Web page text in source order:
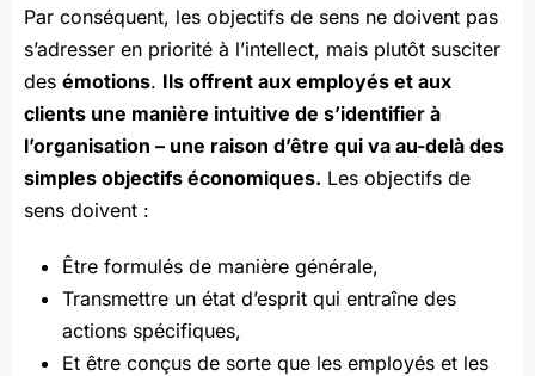
Par conséquent, les objectifs de sens ne doivent pas
s’adresser en priorité à l’intellect, mais plutôt susciter
des émotions. Ils offrent aux employés et aux
clients une manière intuitive de s’identifier à
l’organisation – une raison d’être qui va au-delà des
simples objectifs économiques. Les objectifs de
sens doivent :
Être formulés de manière générale,
Transmettre un état d’esprit qui entraîne des
actions spécifiques,
Et être conçus de sorte que les employés et les